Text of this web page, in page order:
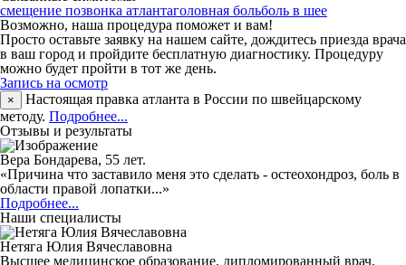
смещение позвонка атлантаголовная больболь в шее
Возможно, наша процедура поможет и вам!
Просто оставьте заявку на нашем сайте, дождитесь приезда врача
в ваш город и пройдите бесплатную диагностику. Процедуру
можно будет пройти в тот же день.
Запись на осмотр
×
Настоящая правка атланта в России по швейцарскому
методу. Подробнее...
Отзывы и результаты
Вера Бондарева, 55 лет.
«Причина что заставило меня это сделать - остеохондроз, боль в
области правой лопатки...»
Подробнее...
Наши специалисты
Нетяга Юлия Вячеславовна
Высшее медицинское образование, дипломированный врач.